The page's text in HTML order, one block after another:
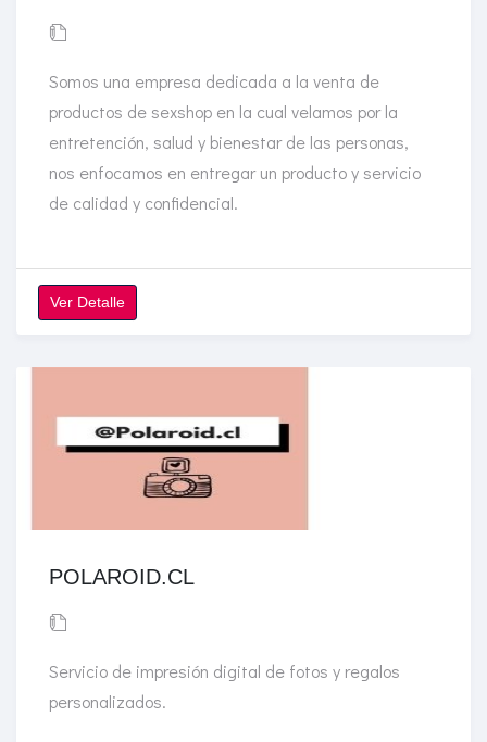
Somos una empresa dedicada a la venta de
productos de sexshop en la cual velamos por la
entretención, salud y bienestar de las personas,
nos enfocamos en entregar un producto y servicio
de calidad y confidencial.
Ver Detalle
POLAROID.CL
Servicio de impresión digital de fotos y regalos
personalizados.